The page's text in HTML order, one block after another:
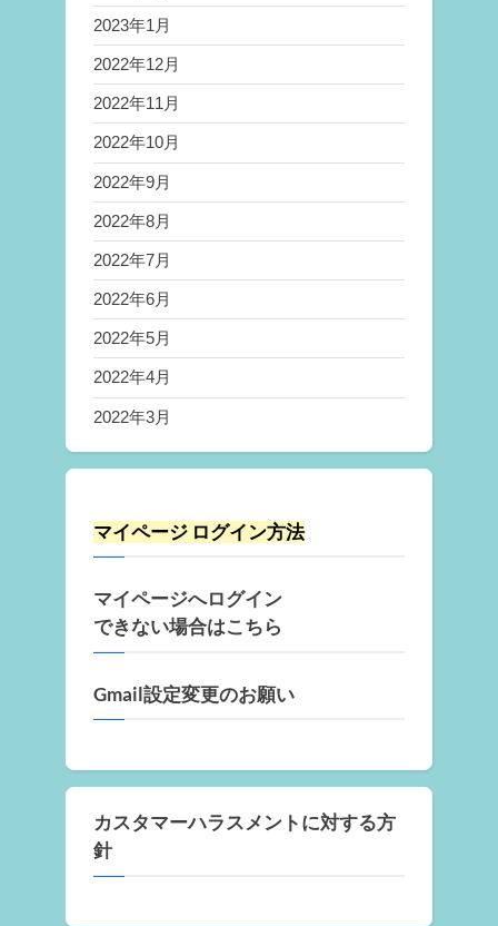
2023年1月
2022年12月
2022年11月
2022年10月
2022年9月
2022年8月
2022年7月
2022年6月
2022年5月
2022年4月
2022年3月
マイページ ログイン方法
マイページへログイン
できない場合はこちら
Gmail設定変更のお願い
カスタマーハラスメントに対する方
針